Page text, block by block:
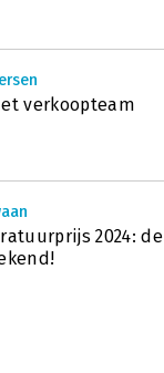
verkoopteam
2024: de